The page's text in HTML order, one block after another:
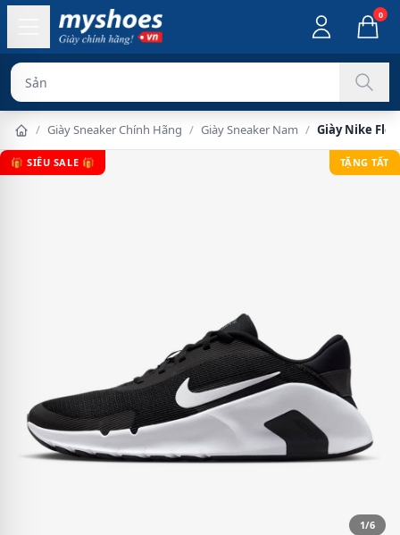
0
Sản phẩm chính
/ Giày Sneaker Chính Hãng / Giày Sneaker Nam / Giày Nike
🎁 SIÊU SALE 🎁 TẶNG TẤT
1/6